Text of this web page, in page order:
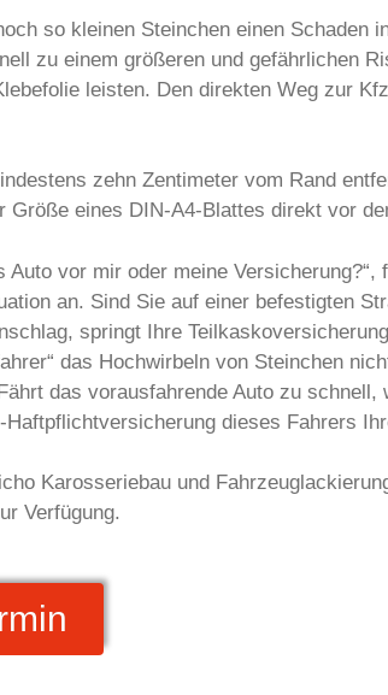
so kleinen Steinchen einen Schaden
zu einem größeren und gefährlichen
leisten. Den direkten Weg zur
zehn Zentimeter vom Rand
eines DIN-A4-Blattes direkt vor
vor mir oder meine Versicherung?“,
an. Sind Sie auf einer befestigten
springt Ihre
das Hochwirbeln von Steinchen
das vorausfahrende Auto zu schnell,
dieses Fahrers
Karosseriebau und
Verfügung.